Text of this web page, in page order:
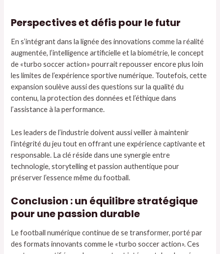
Perspectives et défis pour le futur
En s’intégrant dans la lignée des innovations comme la réalité
augmentée, l’intelligence artificielle et la biométrie, le concept
de «turbo soccer action» pourrait repousser encore plus loin
les limites de l’expérience sportive numérique. Toutefois, cette
expansion soulève aussi des questions sur la qualité du
contenu, la protection des données et l’éthique dans
l’assistance à la performance.
Les leaders de l’industrie doivent aussi veiller à maintenir
l’intégrité du jeu tout en offrant une expérience captivante et
responsable. La clé réside dans une synergie entre
technologie, storytelling et passion authentique pour
préserver l’essence même du football.
Conclusion : un équilibre stratégique
pour une passion durable
Le football numérique continue de se transformer, porté par
des formats innovants comme le «turbo soccer action». Ces